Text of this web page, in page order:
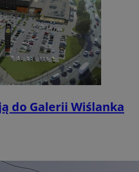
do Galerii Wiślanka